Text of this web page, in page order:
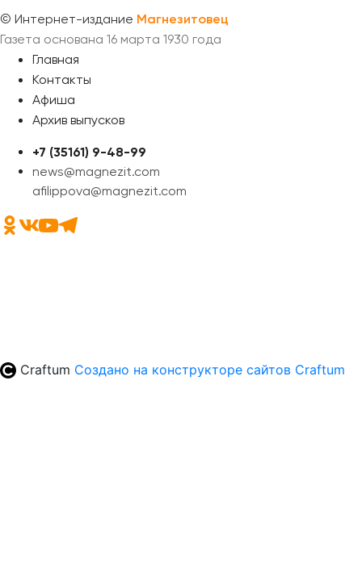
© Интернет-издание Магнезитовец
Газета основана 16 марта 1930 года
Главная
Контакты
Афиша
Архив выпусков
+7 (35161) 9-48-99
news@magnezit.com
afilippova@magnezit.com
Craftum Создано на конструкторе сайтов Craftum